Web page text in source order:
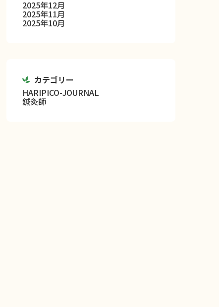
2025年12月
2025年11月
2025年10月
カテゴリー
HARIPICO-JOURNAL
鍼灸師